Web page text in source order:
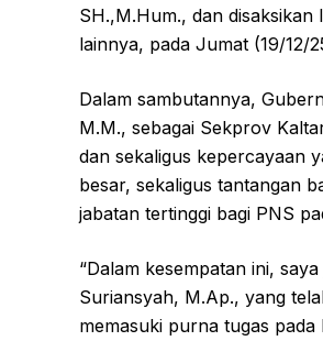
SH.,M.Hum., dan
lainnya, pada Jumat (19/12/
Dalam sambutannya,
M.M., sebagai Sekprov
dan sekaligus kepercayaan
besar, sekaligus tantangan
jabatan tertinggi bagi PNS
“Dalam kesempatan ini,
Suriansyah, M.Ap., yang
memasuki purna tugas